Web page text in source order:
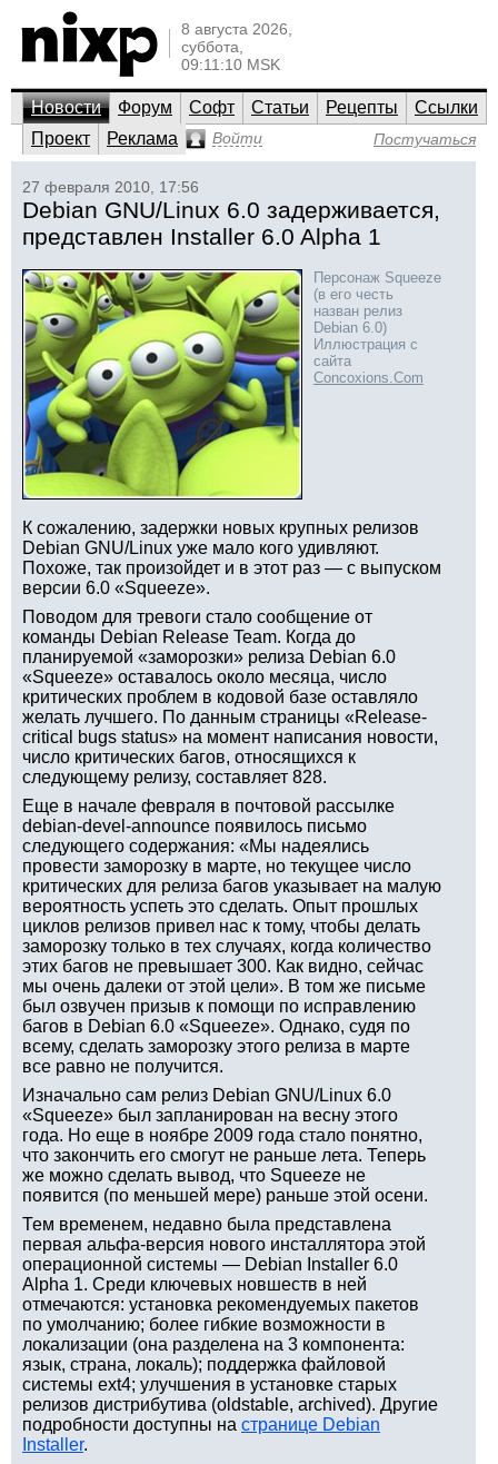
8 августа 2026,
суббота,
09:11:10 MSK
Новости Форум Софт Статьи Рецепты
Ссылки
Проект
Реклама Войти Постучаться
27 февраля 2010, 17:56
Debian GNU/Linux 6.0 задерживается,
представлен Installer 6.0 Alpha 1
Персонаж Squeeze
(в его честь
назван релиз
Debian 6.0)
Иллюстрация с
сайта
Concoxions.Com
К сожалению, задержки новых крупных релизов
Debian GNU/Linux уже мало кого удивляют.
Похоже, так произойдет и в этот раз — с выпуском
версии 6.0 «Squeeze».
Поводом для тревоги стало сообщение от
команды Debian Release Team. Когда до
планируемой «заморозки» релиза Debian 6.0
«Squeeze» оставалось около месяца, число
критических проблем в кодовой базе оставляло
желать лучшего. По данным страницы «Release-
critical bugs status» на момент написания новости,
число критических багов, относящихся к
следующему релизу, составляет 828.
Еще в начале февраля в почтовой рассылке
debian-devel-announce появилось письмо
следующего содержания: «Мы надеялись
провести заморозку в марте, но текущее число
критических для релиза багов указывает на малую
вероятность успеть это сделать. Опыт прошлых
циклов релизов привел нас к тому, чтобы делать
заморозку только в тех случаях, когда количество
этих багов не превышает 300. Как видно, сейчас
мы очень далеки от этой цели». В том же письме
был озвучен призыв к помощи по исправлению
багов в Debian 6.0 «Squeeze». Однако, судя по
всему, сделать заморозку этого релиза в марте
все равно не получится.
Изначально сам релиз Debian GNU/Linux 6.0
«Squeeze» был запланирован на весну этого
года. Но еще в ноябре 2009 года стало понятно,
что закончить его смогут не раньше лета. Теперь
же можно сделать вывод, что Squeeze не
появится (по меньшей мере) раньше этой осени.
Тем временем, недавно была представлена
первая альфа-версия нового инсталлятора этой
операционной системы — Debian Installer 6.0
Alpha 1. Среди ключевых новшеств в ней
отмечаются: установка рекомендуемых пакетов
по умолчанию; более гибкие возможности в
локализации (она разделена на 3 компонента:
язык, страна, локаль); поддержка файловой
системы ext4; улучшения в установке старых
релизов дистрибутива (oldstable, archived). Другие
подробности доступны на странице Debian
Installer.